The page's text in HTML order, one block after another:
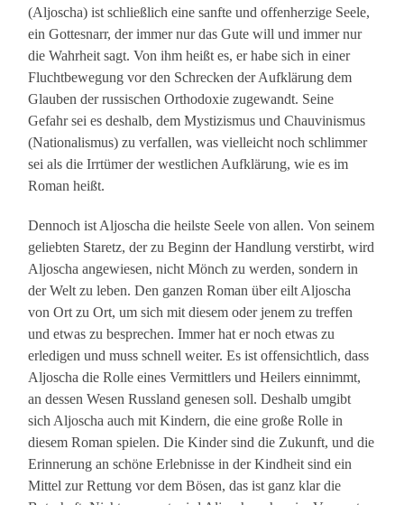
(Aljoscha) ist schließlich eine sanfte und offenherzige Seele,
ein Gottesnarr, der immer nur das Gute will und immer nur
die Wahrheit sagt. Von ihm heißt es, er habe sich in einer
Fluchtbewegung vor den Schrecken der Aufklärung dem
Glauben der russischen Orthodoxie zugewandt. Seine
Gefahr sei es deshalb, dem Mystizismus und Chauvinismus
(Nationalismus) zu verfallen, was vielleicht noch schlimmer
sei als die Irrtümer der westlichen Aufklärung, wie es im
Roman heißt.
Dennoch ist Aljoscha die heilste Seele von allen. Von seinem
geliebten Staretz, der zu Beginn der Handlung verstirbt, wird
Aljoscha angewiesen, nicht Mönch zu werden, sondern in
der Welt zu leben. Den ganzen Roman über eilt Aljoscha
von Ort zu Ort, um sich mit diesem oder jenem zu treffen
und etwas zu besprechen. Immer hat er noch etwas zu
erledigen und muss schnell weiter. Es ist offensichtlich, dass
Aljoscha die Rolle eines Vermittlers und Heilers einnimmt,
an dessen Wesen Russland genesen soll. Deshalb umgibt
sich Aljoscha auch mit Kindern, die eine große Rolle in
diesem Roman spielen. Die Kinder sind die Zukunft, und die
Erinnerung an schöne Erlebnisse in der Kindheit sind ein
Mittel zur Rettung vor dem Bösen, das ist ganz klar die